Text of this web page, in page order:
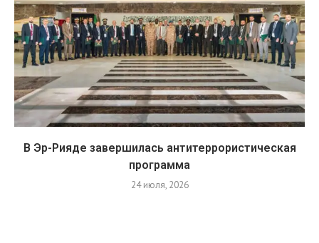
В Эр-Рияде завершилась антитеррористическая
программа
24 июля, 2026